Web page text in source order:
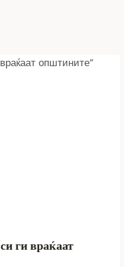
ги враќаат